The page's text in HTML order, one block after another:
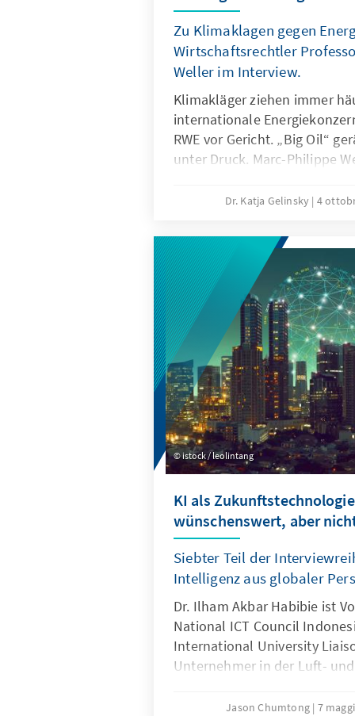
Zu Klimaklagen gegen
Wirtschaftsrechtler
Weller im Interview.
Klimakläger ziehen immer
internationale
RWE vor Gericht. „Big Oil“
unter Druck. Marc-Philippe
und Wirtschaftsrecht der
unternehmerischen
Kausalitätsproblemen sowie
im Kampf gegen den
Dr. Katja Gelinsky 4
istock / leolintang
KI als
wünschenswert, aber
Siebter Teil der
Intelligenz aus globaler
Dr. Ilham Akbar Habibie ist
National ICT Council
International University
Unternehmer in der Luft-
Jason Chumtong 7